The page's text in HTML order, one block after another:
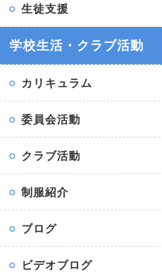
生徒支援
学校生活・クラブ活動
カリキュラム
委員会活動
クラブ活動
制服紹介
ブログ
ビデオブログ